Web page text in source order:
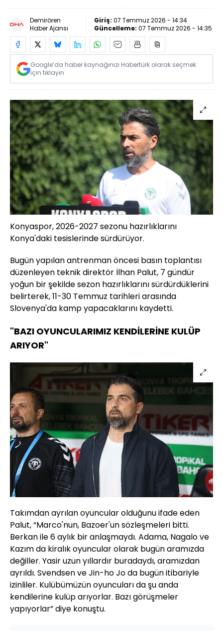
Demirören
Haber Ajansı
Giriş: 07 Temmuz 2026 - 14:34
Güncelleme: 07 Temmuz 2026 - 14:35
Google’da haber kaynağınızı Habertürk olarak seçmek
için tıklayın
Konyaspor, 2026-2027 sezonu hazırlıklarını
Konya'daki tesislerinde sürdürüyor.
Bugün yapılan antrenman öncesi basın toplantısı
düzenleyen teknik direktör İlhan Palut, 7 gündür
yoğun bir şekilde sezon hazırlıklarını sürdürdüklerini
belirterek, 11-30 Temmuz tarihleri arasında
Slovenya'da kamp yapacaklarını kaydetti.
"BAZI OYUNCULARIMIZ KENDİLERİNE KULÜP
ARIYOR"
Takımdan ayrılan oyuncular olduğunu ifade eden
Palut, “Marco'nun, Bazoer'un sözleşmeleri bitti.
Berkan ile 6 aylık bir anlaşmaydı. Adama, Nagalo ve
Kazım da kiralık oyuncular olarak bugün aramızda
değiller. Yasir uzun yıllardır buradaydı, aramızdan
ayrıldı. Svendsen ve Jin-ho Jo da bugün itibariyle
izinliler. Kulübümüzün oyuncuları da şu anda
kendilerine kulüp arıyorlar. Bazı görüşmeler
yapıyorlar” diye konuştu.